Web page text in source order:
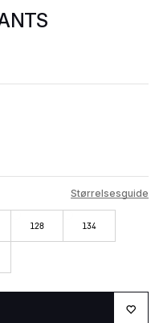
Størrelsesguide
128 134